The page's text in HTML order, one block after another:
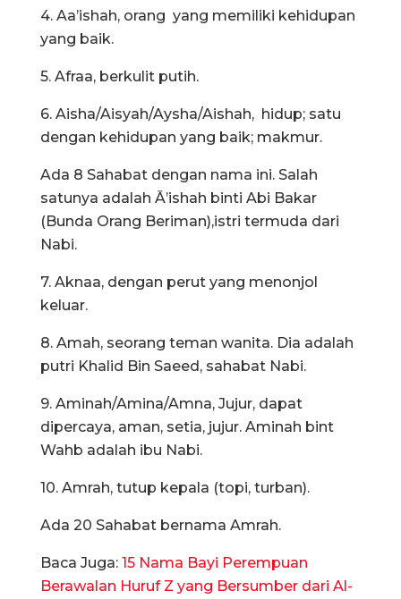
4. Aa’ishah, orang yang memiliki kehidupan
yang baik.
5. Afraa, berkulit putih.
6. Aisha/Aisyah/Aysha/Aishah, hidup; satu
dengan kehidupan yang baik; makmur.
Ada 8 Sahabat dengan nama ini. Salah
satunya adalah Ā’ishah binti Abi Bakar
(Bunda Orang Beriman),istri termuda dari
Nabi.
7. Aknaa, dengan perut yang menonjol
keluar.
8. Amah, seorang teman wanita. Dia adalah
putri Khalid Bin Saeed, sahabat Nabi.
9. Aminah/Amina/Amna, Jujur, dapat
dipercaya, aman, setia, jujur. Aminah bint
Wahb adalah ibu Nabi.
10. Amrah, tutup kepala (topi, turban).
Ada 20 Sahabat bernama Amrah.
Baca Juga: 15 Nama Bayi Perempuan
Berawalan Huruf Z yang Bersumber dari Al-